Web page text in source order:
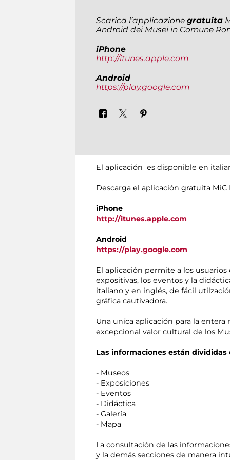
Scarica l’applicazione gratuita
Android dei Musei in Comune
iPhone
http://itunes.apple.com
Android
https://play.google.com
El aplicación es disponible en
Descarga el aplicación gratuita
iPhone
http://itunes.apple.com
Android
https://play.google.com
El aplicación permite a los
expositivas, los eventos y la
italiano y en inglés, de fácil
gráfica cautivadora.
Una uníca aplicación para la
excepcional valor cultural de los
Las informaciones están
- Museos
- Exposiciones
- Eventos
- Didáctica
- Galería
- Mapa
La consultación de las
y la demás secciones de manera